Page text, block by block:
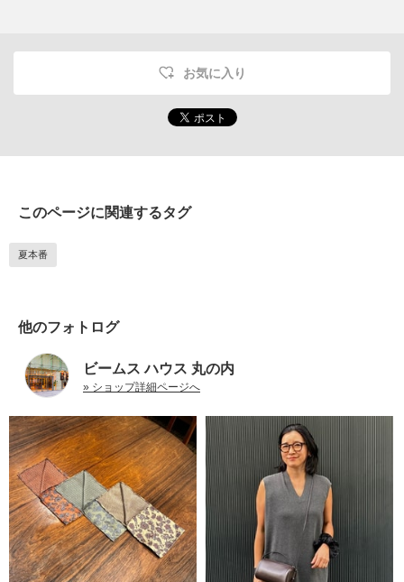
お気に入り
このページに関連するタグ
夏本番
他のフォトログ
ビームス ハウス 丸の内
» ショップ詳細ページへ